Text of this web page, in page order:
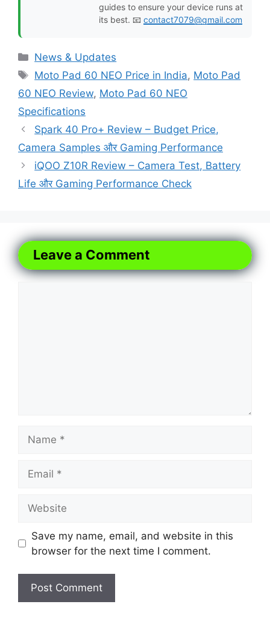
guides to ensure your device runs at
its best. 📧 contact7079@gmail.com
Categories
News & Updates
Tags
Moto Pad 60 NEO Price in India, Moto Pad
60 NEO Review, Moto Pad 60 NEO
Specifications
Spark 40 Pro+ Review – Budget Price,
Camera Samples और Gaming Performance
iQOO Z10R Review – Camera Test, Battery
Life और Gaming Performance Check
Leave a Comment
Save my name, email, and website in this
browser for the next time I comment.